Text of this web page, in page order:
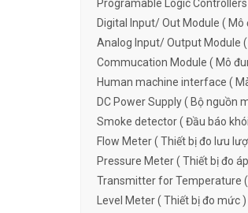
Programable Logic
Digital Input/ Out Module ( Mô
Analog Input/ Output Module
Commucation Module ( Mô
Human machine interface (
DC Power Supply ( Bộ nguồn
Smoke detector ( Đầu báo
Flow Meter ( Thiết bị đo lưu
Pressure Meter ( Thiết bị đo
Transmitter for Temperature (
Level Meter ( Thiết bị đo mức )